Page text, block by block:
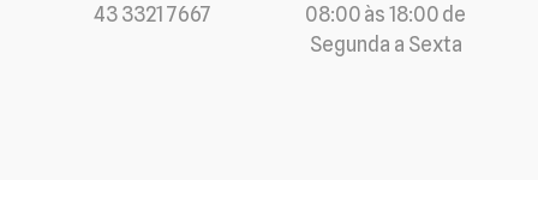
43 3321 7667
08:00 às 18:00 de
Segunda a Sexta